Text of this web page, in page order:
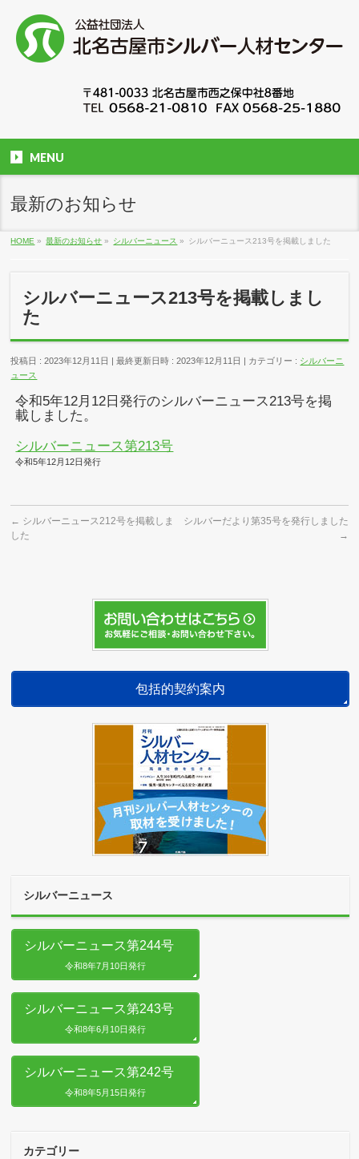
MENU
最新のお知らせ
HOME » 最新のお知らせ » シルバーニュース » シルバーニュース213号を掲載しました
シルバーニュース213号を掲載しまし
た
投稿日 : 2023年12月11日 最終更新日時 : 2023年12月11日 カテゴリー : シルバーニ
ュース
令和5年12月12日発行のシルバーニュース213号を掲
載しました。
シルバーニュース第213号
令和5年12月12日発行
← シルバーニュース212号を掲載しま
した
シルバーだより第35号を発行しました
→
包括的契約案内
シルバーニュース
シルバーニュース第244号
令和8年7月10日発行
シルバーニュース第243号
令和8年6月10日発行
シルバーニュース第242号
令和8年5月15日発行
カテゴリー